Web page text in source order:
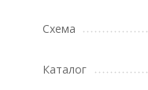
Схема
Каталог